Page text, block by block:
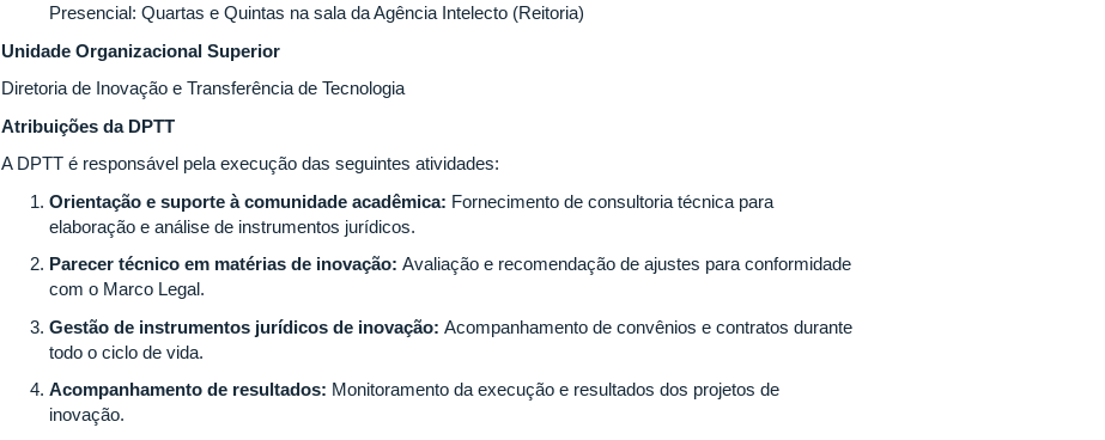
Presencial: Quartas e Quintas na sala da Agência Intelecto (Reitoria)
Unidade Organizacional Superior
Diretoria de Inovação e Transferência de Tecnologia
Atribuições da DPTT
A DPTT é responsável pela execução das seguintes atividades:
Orientação e suporte à comunidade acadêmica: Fornecimento de consultoria técnica para
elaboração e análise de instrumentos jurídicos.
Parecer técnico em matérias de inovação: Avaliação e recomendação de ajustes para conformidade
com o Marco Legal.
Gestão de instrumentos jurídicos de inovação: Acompanhamento de convênios e contratos durante
todo o ciclo de vida.
Acompanhamento de resultados: Monitoramento da execução e resultados dos projetos de
inovação.